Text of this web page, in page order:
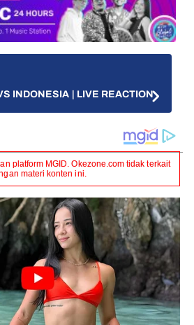
INDONESIA | LIVE REACTION